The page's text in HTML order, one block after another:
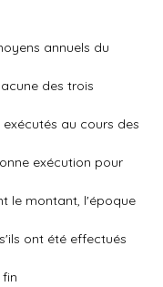
annuels du
des trois
au cours des
exécution pour
le montant, l'époque
ont été effectués